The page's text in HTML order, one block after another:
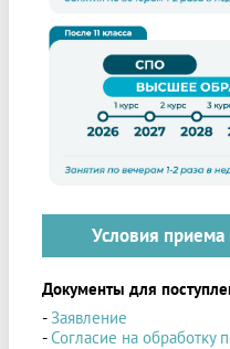
Условия
Документы для
-Заявление
-Согласие на обработку